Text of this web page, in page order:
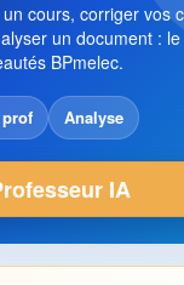
cours, corriger vos
un document :
BPmelec.
Analyse
IA